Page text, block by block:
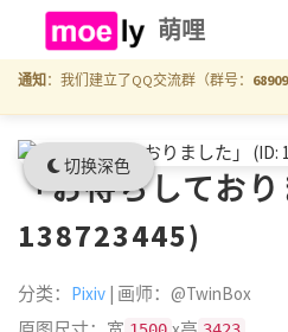
切换深色
萌哩
通知 ：我们建立了QQ交流群（群号：
「お待ちしてお
138723445)
分类： Pixiv | 画师：@TwinBox